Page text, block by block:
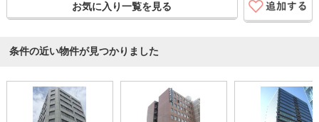
お気に入り一覧を見る
条件の近い物件が見つかりました